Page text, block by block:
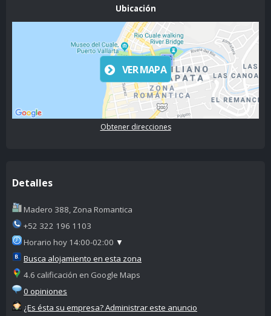
Ubicación
VER MAPA
Obtener direcciones
Detalles
Madero 388, Zona Romantica
+52 322 196 1103
Horario hoy 14:00-02:00 ▼
Busca alojamiento en esta zona
4.6 calificación en Google Maps
0 opiniones
¿Es ésta su empresa? Administrar este anuncio